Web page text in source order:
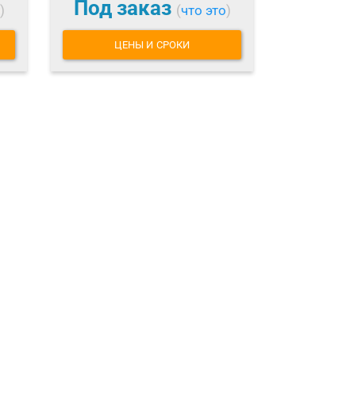
) Под заказ (что это)
ЦЕНЫ И СРОКИ